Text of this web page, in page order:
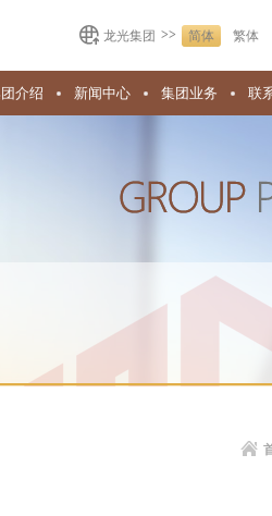
龙光集团 >> 简体 繁体
介绍 新闻中心 集团业务 联